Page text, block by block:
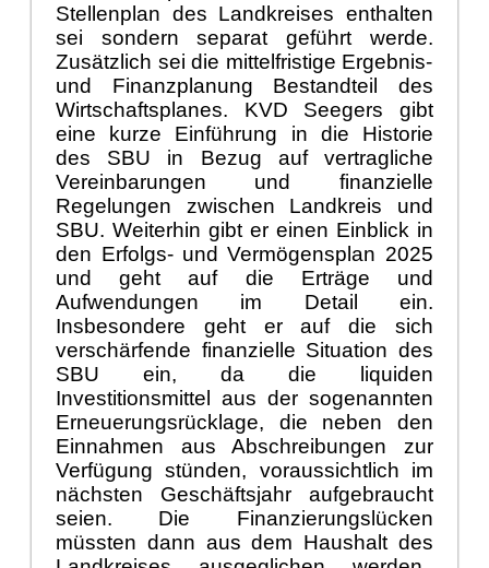
Stellenplan des Landkreises enthalten
sei sondern separat geführt werde.
Zusätzlich sei die mittelfristige Ergebnis-
und Finanzplanung Bestandteil des
Wirtschaftsplanes. KVD Seegers gibt
eine kurze Einführung in die Historie
des SBU in Bezug auf vertragliche
Vereinbarungen und finanzielle
Regelungen zwischen Landkreis und
SBU. Weiterhin gibt er einen Einblick in
den Erfolgs- und Vermögensplan 2025
und geht auf die Erträge und
Aufwendungen im Detail ein.
Insbesondere geht er auf die sich
verschärfende finanzielle Situation des
SBU ein, da die liquiden
Investitionsmittel aus der sogenannten
Erneuerungsrücklage, die neben den
Einnahmen aus Abschreibungen zur
Verfügung stünden, voraussichtlich im
nächsten Geschäftsjahr aufgebraucht
seien. Die Finanzierungslücken
müssten dann aus dem Haushalt des